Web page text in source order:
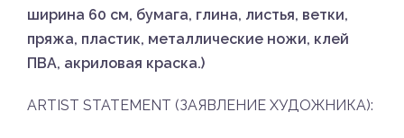
ширина 60 см, бумага, глина, листья, ветки,
пряжа, пластик, металлические ножи, клей
ПВА, акриловая краска.)
ARTIST STATEMENT (ЗАЯВЛЕНИЕ ХУДОЖНИКА):